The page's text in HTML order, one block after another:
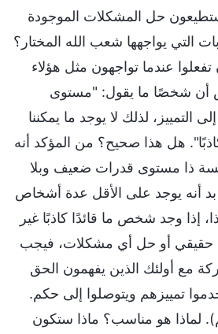
حل المشكلات الموجودة
التي يواجهها شعب الله المختار؟
تفعلوا عندما تواجهون مثل هؤلاء
أن شخصًا ما يقول: "مستوى
التمييز، لذلك لا يوجد ما يمكننا
كاذبًا". هل هذا صحيح؟ من المؤكد أنه
ذا مستوى قدرات ضعيف وبلا
بد أنه يوجد على الأقل عدة أشخاص
إذا وجد شخص ما قائدًا كاذبًا غير
حقيقي أو حل أي مشكلات، فيجب
مع أولئك الذين يفهمون الحق
تمييزهم ويتوصلوا إلى حكم.
لماذا هو مناسب؟ ماذا ستكون